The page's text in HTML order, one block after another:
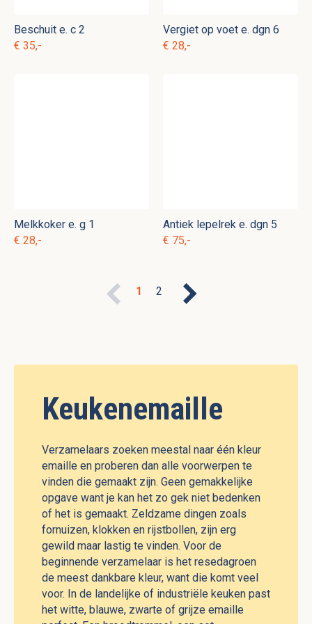
Beschuit e. c 2
€ 35,-
Vergiet op voet e. dgn 6
€ 28,-
Melkkoker e. g 1
€ 28,-
Antiek lepelrek e. dgn 5
€ 75,-
1 2
Keukenemaille
Verzamelaars zoeken meestal naar één kleur
emaille en proberen dan alle voorwerpen te
vinden die gemaakt zijn. Geen gemakkelijke
opgave want je kan het zo gek niet bedenken
of het is gemaakt. Zeldzame dingen zoals
fornuizen, klokken en rijstbollen, zijn erg
gewild maar lastig te vinden. Voor de
beginnende verzamelaar is het resedagroen
de meest dankbare kleur, want die komt veel
voor. In de landelijke of industriële keuken past
het witte, blauwe, zwarte of grijze emaille